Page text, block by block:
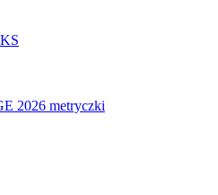
2026 metryczki